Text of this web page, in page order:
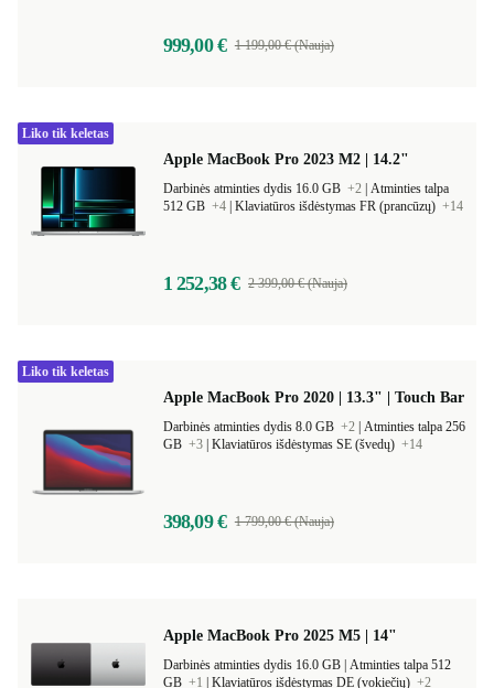
999,00 € 1 199,00 € (Nauja)
Apple MacBook Pro 2023 M2 | 14.2"
Darbinės atminties dydis 16.0 GB +2 Atminties talpa
512 GB +4 Klaviatūros išdėstymas FR (prancūzų) +14
1 252,38 € 2 399,00 € (Nauja)
Liko tik keletas
Apple MacBook Pro 2020 | 13.3" | Touch Bar
Darbinės atminties dydis 8.0 GB +2 Atminties talpa 256
GB +3 Klaviatūros išdėstymas SE (švedų) +14
398,09 € 1 799,00 € (Nauja)
Liko tik keletas
Apple MacBook Pro 2025 M5 | 14"
Atminties talpa 512
GB +1 Klaviatūros išdėstymas DE (vokiečių) +2